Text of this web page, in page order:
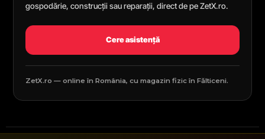
gospodărie, construcții sau reparații, direct de pe ZetX.ro.
Cere asistență
ZetX.ro — online în România, cu magazin fizic în Fălticeni.